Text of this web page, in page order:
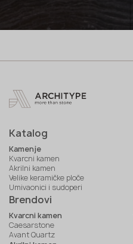
Katalog
Kamenje
Kvarcni kamen
Akrilni kamen
Velike keramičke ploče
Umivaonici i sudoperi
Brendovi
Kvarcni kamen
Caesarstone
Avant Quartz